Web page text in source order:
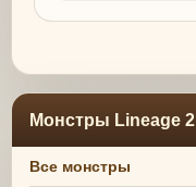
Монстры Lineage 2
Все монстры